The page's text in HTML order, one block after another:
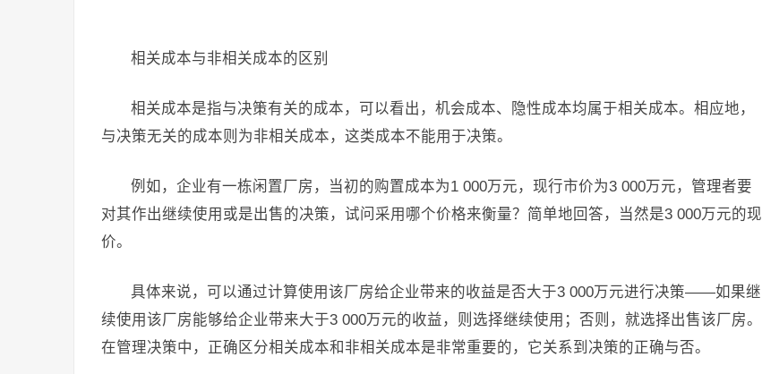
相关成本与非相关成本的区别
相关成本是指与决策有关的成本，可以看出，机会成本、隐性成本均属于相关成本。相应地，
与决策无关的成本则为非相关成本，这类成本不能用于决策。
例如，企业有一栋闲置厂房，当初的购置成本为1 000万元，现行市价为3 000万元，管理者要
对其作出继续使用或是出售的决策，试问采用哪个价格来衡量？简单地回答，当然是3 000万元的现
价。
具体来说，可以通过计算使用该厂房给企业带来的收益是否大于3 000万元进行决策——如果继
续使用该厂房能够给企业带来大于3 000万元的收益，则选择继续使用；否则，就选择出售该厂房。
在管理决策中，正确区分相关成本和非相关成本是非常重要的，它关系到决策的正确与否。